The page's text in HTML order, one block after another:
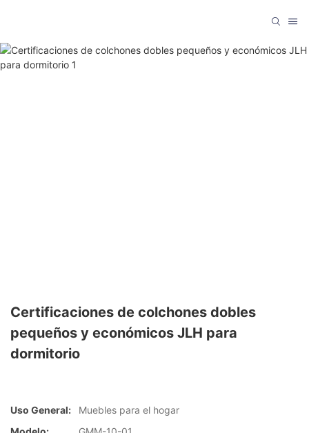
Certificaciones de colchones dobles
pequeños y económicos JLH para
dormitorio
Uso General:
Muebles para el hogar